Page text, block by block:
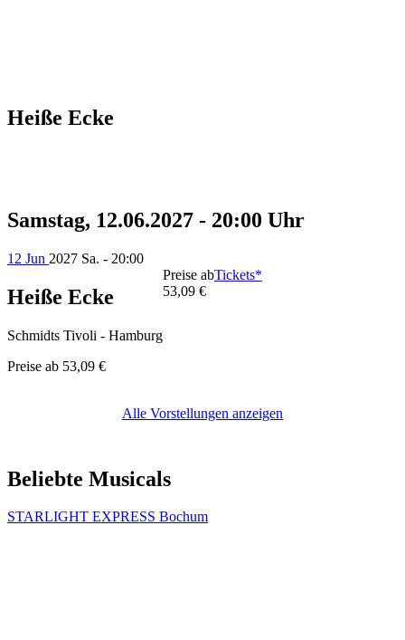
Heiße Ecke
Samstag, 12.06.2027 - 20:00 Uhr
12 Jun 2027 Sa. - 20:00
Heiße Ecke
Schmidts Tivoli - Hamburg
Preise ab 53,09 €
Preise ab
53,09 €
Tickets*
Alle Vorstellungen anzeigen
Beliebte Musicals
STARLIGHT EXPRESS Bochum